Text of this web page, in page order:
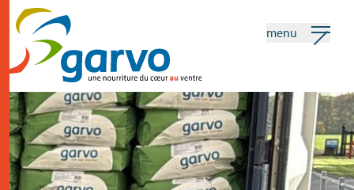
mon garvo français
Recherche
menu